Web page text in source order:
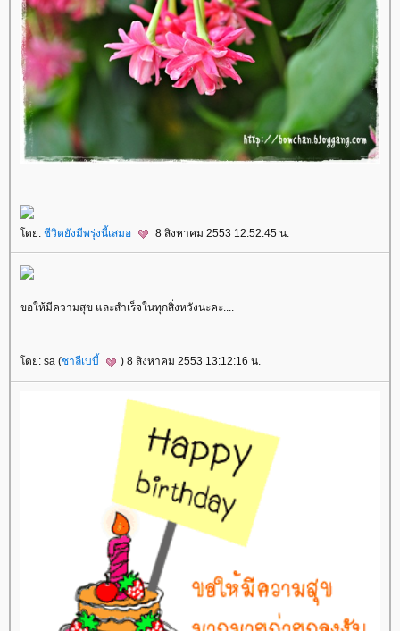
ดย: ชีวิตยังมีพรุ่งนี้เสมอ 8 สิงหาคม 2553 12:52:45 น.
ขอให้มีความสุข และสำเร็จในทุกสิ่งหวังนะคะ....
ดย: sa (ชาลีเบบี้ ) 8 สิงหาคม 2553 13:12:16 น.